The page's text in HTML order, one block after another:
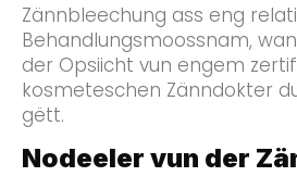
Zännbleechung ass eng
Behandlungsmoossnam,
der Opsiicht vun engem
kosmeteschen Zänndokter
gëtt.
Nodeeler vun der